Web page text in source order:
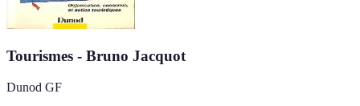
Tourismes - Bruno Jacquot
Dunod GF